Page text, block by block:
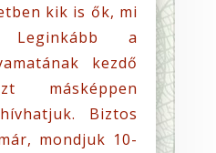
kik is ők, mi
Leginkább a
kezdő
másképpen
Biztos
mondjuk 10-